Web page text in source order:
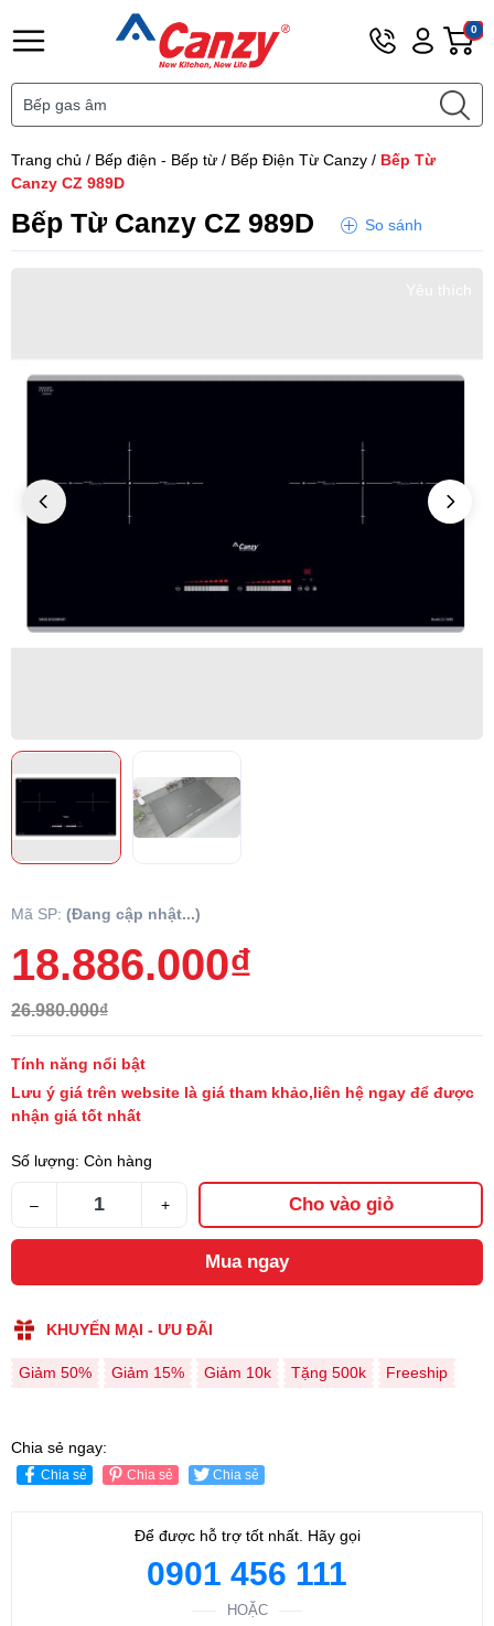
Hotline
0901
Tài
khoản
Khách
0
Trang chủ / Bếp điện - Bếp từ / Bếp Điện Từ Canzy / Bếp Từ
Canzy CZ 989D
Bếp Từ Canzy CZ 989D So sánh
Mã SP: (Đang cập nhật...)
18.886.000₫
26.980.000₫
Tính năng nổi bật
Lưu ý giá trên website là giá tham khảo,liên hệ ngay để được
nhận giá tốt nhất
Số lượng: Còn hàng
– + Cho vào giỏ
Mua ngay
KHUYẾN MẠI - ƯU ĐÃI
Giảm 50% Giảm 15% Giảm 10k Tặng 500k Freeship
Chia sẻ ngay:
Chia sẻ Chia sẻ Chia sẻ
Để được hỗ trợ tốt nhất. Hãy gọi
0901 456 111
HOẶC